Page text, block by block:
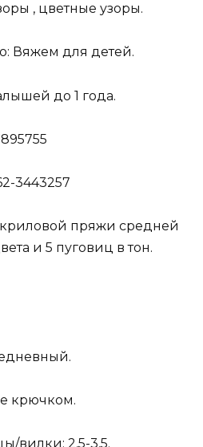
, цветные узоры.
Вяжем для детей.
до 1 года.
пряжи средней
и 5 пуговиц в тон.
крючком.
вилки: 2,5-3,5.